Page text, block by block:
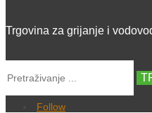
Trgovina za grijanje i
Follow